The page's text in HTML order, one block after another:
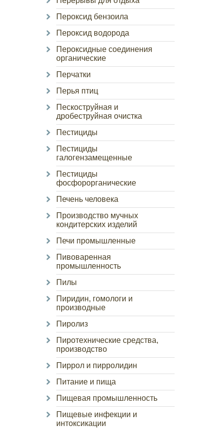
Пероксид бензоила
Пероксид водорода
Пероксидные соединения
органические
Перчатки
Перья птиц
Пескоструйная и
дробеструйная очистка
Пестициды
Пестициды
галогензамещенные
Пестициды
фосфорорганические
Печень человека
Производство мучных
кондитерских изделий
Печи промышленные
Пивоваренная
промышленность
Пилы
Пиридин, гомологи и
производные
Пиролиз
Пиротехнические средства,
производство
Пиррол и пирролидин
Питание и пища
Пищевая промышленность
Пищевые инфекции и
интоксикации